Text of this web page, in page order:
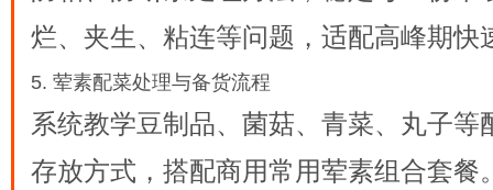
烂、夹生、粘连等问题，适配高峰期快
5. 荤素配菜处理与备货流程
系统教学豆制品、菌菇、青菜、丸子等
存放方式，搭配商用常用荤素组合套餐